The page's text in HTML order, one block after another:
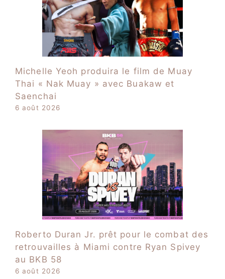
Michelle Yeoh produira le film de Muay
Thai « Nak Muay » avec Buakaw et
Saenchai
6 août 2026
Roberto Duran Jr. prêt pour le combat des
retrouvailles à Miami contre Ryan Spivey
au BKB 58
6 août 2026